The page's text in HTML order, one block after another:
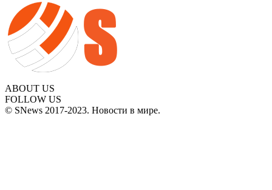
ABOUT US
FOLLOW US
© SNews 2017-2023. Новости в мире.